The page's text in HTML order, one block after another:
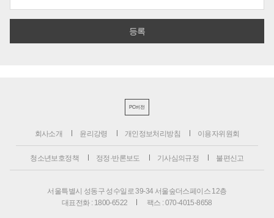
PC버전
회사소개 윤리강령 개인정보처리방침 이용자위원회
청소년보호정책 정정·반론보도 기사심의규정 불편신고
서울특별시 성동구 성수일로 39-34 서울숲더스페이스 12층
대표전화 : 1800-6522
팩스 : 070-4015-8658